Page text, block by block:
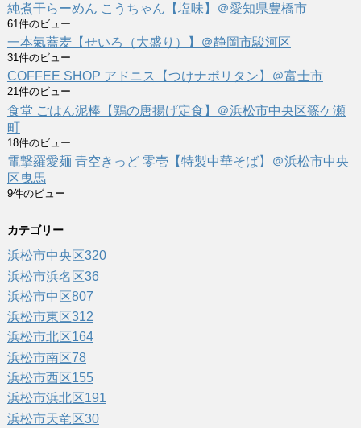
純煮干らーめん こうちゃん【塩味】＠愛知県豊橋市
61件のビュー
一本氣蕎麦【せいろ（大盛り）】＠静岡市駿河区
31件のビュー
COFFEE SHOP アドニス【つけナポリタン】＠富士市
21件のビュー
食堂 ごはん泥棒【鶏の唐揚げ定食】＠浜松市中央区篠ケ瀬
町
18件のビュー
電撃羅愛麺 青空きっど 零壱【特製中華そば】＠浜松市中央
区曳馬
9件のビュー
カテゴリー
浜松市中央区320
浜松市浜名区36
浜松市中区807
浜松市東区312
浜松市北区164
浜松市南区78
浜松市西区155
浜松市浜北区191
浜松市天竜区30